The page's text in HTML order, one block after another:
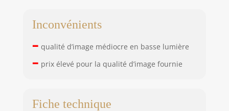
Inconvénients
– qualité d’image médiocre en basse lumière
– prix élevé pour la qualité d’image fournie
Fiche technique